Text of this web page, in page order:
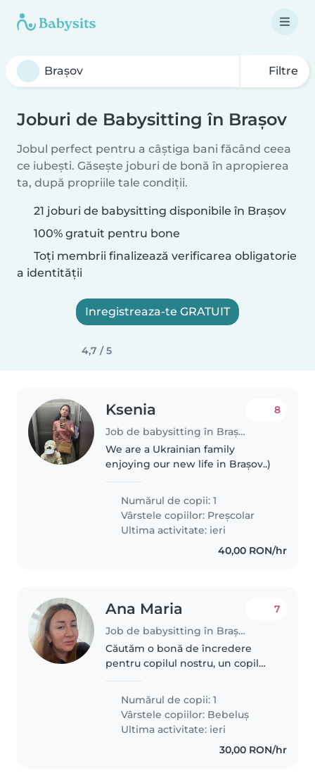
Filtre
Joburi de Babysitting în Brașov
Jobul perfect pentru a câștiga bani făcând ceea
ce iubești. Găsește joburi de bonă în apropierea
ta, după propriile tale condiții.
21 joburi de babysitting disponibile în Brașov
100% gratuit pentru bone
Toți membrii finalizează verificarea obligatorie
a identității
Inregistreaza-te GRATUIT
4,7 / 5
Ksenia
Job de babysitting în Brașov
8
We are a Ukrainian family
enjoying our new life in Brașov..)
Numărul de copii: 1
Vârstele copiilor: Preșcolar
Ultima activitate: ieri
40,00 RON/hr
Ana Maria
Job de babysitting în Brașov
7
Căutăm o bonă de încredere
pentru copilul nostru, un copil
prietenos și iubitor de copii.
Suntem deschiși la sugestii și..
Numărul de copii: 1
Vârstele copiilor: Bebeluș
Ultima activitate: ieri
30,00 RON/hr